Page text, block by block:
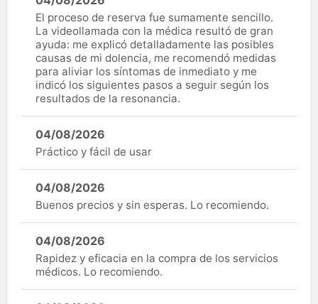
El proceso de reserva fue sumamente sencillo.
La videollamada con la médica resultó de gran
ayuda: me explicó detalladamente las posibles
causas de mi dolencia, me recomendó medidas
para aliviar los síntomas de inmediato y me
indicó los siguientes pasos a seguir según los
resultados de la resonancia.
04/08/2026
Práctico y fácil de usar
04/08/2026
Buenos precios y sin esperas. Lo recomiendo.
04/08/2026
Rapidez y eficacia en la compra de los servicios
médicos. Lo recomiendo.